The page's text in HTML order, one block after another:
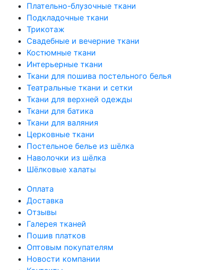
Плательно-блузочные ткани
Подкладочные ткани
Трикотаж
Свадебные и вечерние ткани
Костюмные ткани
Интерьерные ткани
Ткани для пошива постельного белья
Театральные ткани и сетки
Ткани для верхней одежды
Ткани для батика
Ткани для валяния
Церковные ткани
Постельное белье из шёлка
Наволочки из шёлка
Шёлковые халаты
Оплата
Доставка
Отзывы
Галерея тканей
Пошив платков
Оптовым покупателям
Новости компании